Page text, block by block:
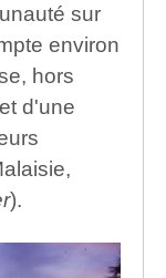
sur
environ
hors
d'une
).